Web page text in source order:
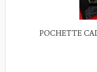
POCHETTE